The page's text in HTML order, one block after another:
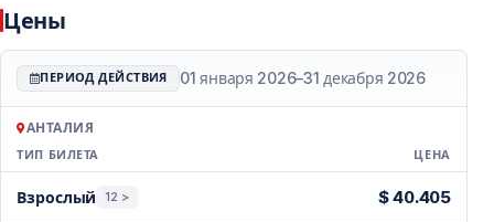
Да, обычно предусмотрена остановка для купания.
Подходит ли экскурсия для детей?
Да, благодаря спокойному формату экскурсия
подходит для семей с детьми.
Цены
ПЕРИОД ДЕЙСТВИЯ 01 января 2026–31 декабря 2026
АНТАЛИЯ
ТИП БИЛЕТА ЦЕНА
Взрослый 12 > $ 40.405